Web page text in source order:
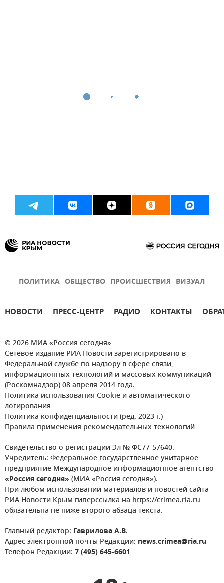
ПОЛИТИКА ОБЩЕСТВО ПРОИСШЕСТВИЯ ВИЗУАЛ
НОВОСТИ ПРЕСС-ЦЕНТР РАДИО КОНТАКТЫ
© 2026 МИА «Россия сегодня»
Сетевое издание РИА Новости зарегистрировано в
Федеральной службе по надзору в сфере связи,
информационных технологий и массовых коммуникаций
(Роскомнадзор) 08 апреля 2014 года.
Политика использования Cookie и автоматического
логирования
Политика конфиденциальности (ред. 2023 г.)
Правила применения рекомендательных технологий
Свидетельство о регистрации Эл № ФС77-57640.
Учредитель: Федеральное государственное унитарное
предприятие Международное информационное агентство
«Россия сегодня» (МИА «Россия сегодня»).
При любом использовании материалов и новостей сайта
РИА Новости Крым гиперссылка на https://crimea.ria.ru
обязательна не ниже второго абзаца текста.
Главный редактор: Гаврилова А.В.
Адрес электронной почты Редакции: news.crimea@ria.ru
Телефон Редакции: 7 (495) 645-6601